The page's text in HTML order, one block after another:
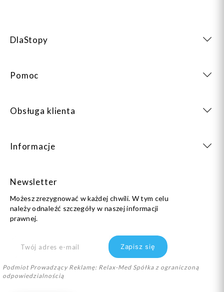
DlaStopy
Pomoc
Obsługa klienta
Informacje
Newsletter
Możesz zrezygnować w każdej chwili. W tym celu
należy odnaleźć szczegóły w naszej informacji
prawnej.
Podmiot Prowadzący Reklamę: Relax-Med Spółka z ograniczoną
odpowiedzialnością